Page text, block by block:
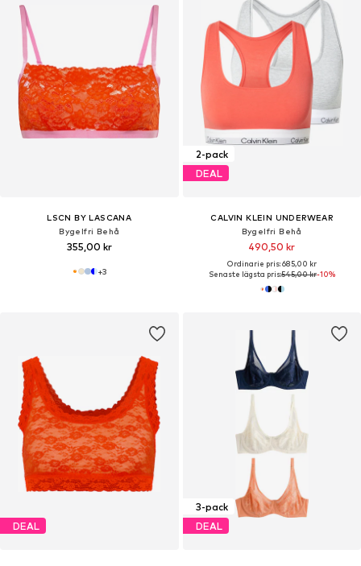
LSCN BY LASCANA
Bygelfri Behå
355,00 kr
+3
2-pack
DEAL
CALVIN KLEIN UNDERWEAR
Bygelfri Behå
490,50 kr
Ordinarie pris: 685,00 kr
Senaste lägsta pris:545,00 kr-10%
DEAL
3-pack
DEAL